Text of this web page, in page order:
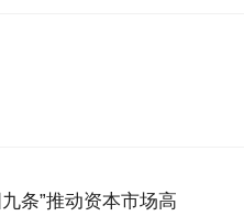
条”推动资本市场高